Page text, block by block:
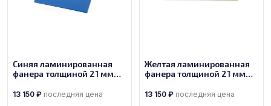
Синяя ламинированная
фанера толщиной 21 мм
1/1
13 150 ₽ последняя цена
Желтая ламинированная
фанера толщиной 21 мм
1/1
13 150 ₽ последняя цена